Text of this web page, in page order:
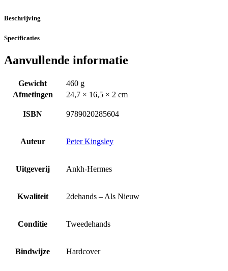
Beschrijving
Specificaties
Aanvullende informatie
Gewicht
460 g
Afmetingen
24,7 × 16,5 × 2 cm
ISBN 9789020285604
Auteur Peter Kingsley
Uitgeverij Ankh-Hermes
Kwaliteit 2dehands – Als Nieuw
Conditie Tweedehands
Bindwijze Hardcover